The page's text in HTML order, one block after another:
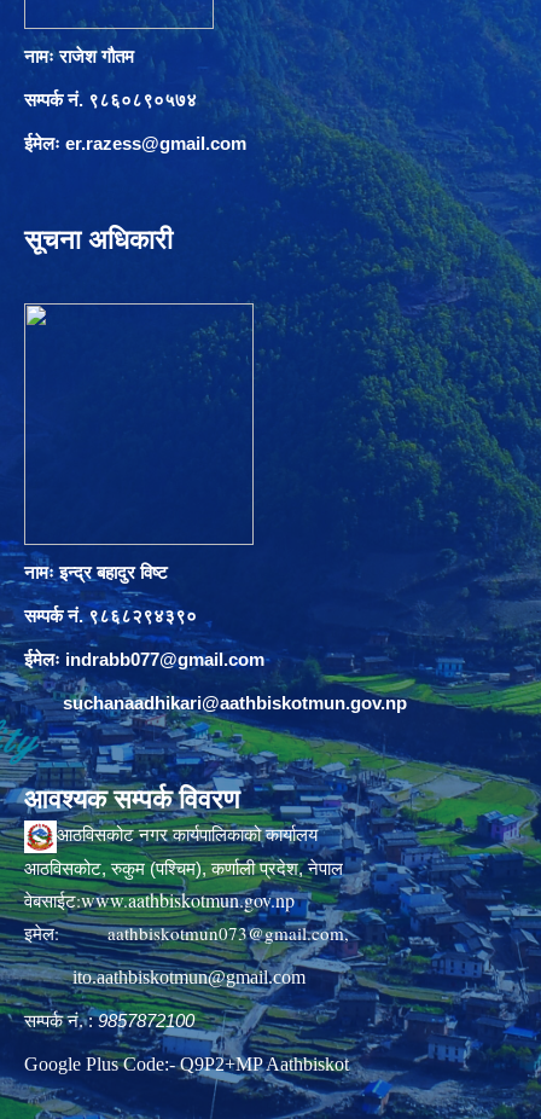
नामः राजेश गौतम
सम्पर्क नं. ९८६०८९०५७४
ईमेलः er.razess@gmail.com
सूचना अधिकारी
नामः इन्द्र बहादुर विष्ट
सम्पर्क नं. ९८६८२९४३९०
ईमेलः indrabb077@gmail.com
suchanaadhikari@aathbiskotmun.gov.np
आवश्यक सम्पर्क विवरण
आठविसकोट नगर कार्यपालिकाको कार्यालय
आठविसकोट, रुकुम (पश्चिम), कर्णाली प्रदेश, नेपाल
वेबसाईट:www.aathbiskotmun.gov.np
इमेल:aathbiskotmun073@gmail.com,
ito.aathbiskotmun@gmail.com
सम्पर्क नं. :9857872100
Google Plus Code:- Q9P2+MP Aathbiskot